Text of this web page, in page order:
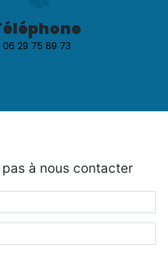
06 29 75 89 73
à nous contacter